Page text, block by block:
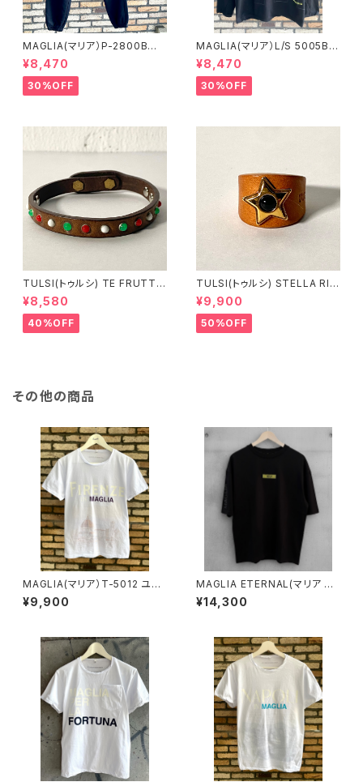
MAGLIA(マリア）P-2800B
ユニセックス スプリングスウ
ェットパンツ ブラック
¥8,470
30%OFF
MAGLIA(マリア）L/S 5005B
ブラックＸブラック ロングスリ
ーブＴシャツ
¥8,470
30%OFF
TULSI(トゥルシ) TE FRUTTI
NO BIANCO ROSSO VERDE
¥8,580
40%OFF
TULSI(トゥルシ) STELLA RIN
G ONICE
¥9,900
50%OFF
その他の商品
MAGLIA(マリア）T-5012 ユニ
セックスWプリントＴシャツ FIR
ENZE フローレンスパープル
¥9,900
MAGLIA ETERNAL(マリア エ
ターナル）ユニセックスＴ-シャツ
ET.T1000B Black
¥14,300